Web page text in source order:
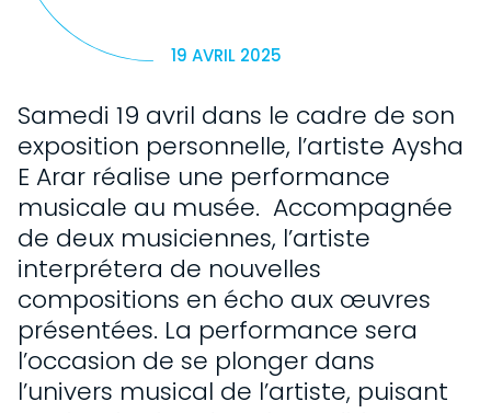
19 AVRIL 2025
Samedi 19 avril dans le cadre de son
exposition personnelle, l’artiste Aysha
E Arar réalise une performance
musicale au musée. Accompagnée
de deux musiciennes, l’artiste
interprétera de nouvelles
compositions en écho aux œuvres
présentées. La performance sera
l’occasion de se plonger dans
l’univers musical de l’artiste, puisant